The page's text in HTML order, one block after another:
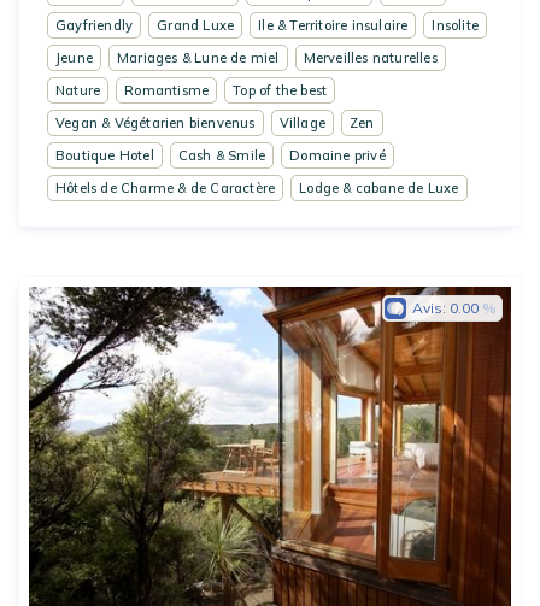
Gayfriendly
Grand Luxe Ile & Territoire insulaire
Insolite
Jeune
Mariages & Lune de miel
Merveilles naturelles
Nature
Romantisme
Top of the best
Vegan & Végétarien bienvenus
Village
Zen
Boutique Hotel
Cash & Smile
Domaine privé
Hôtels de Charme & de Caractère
Lodge & cabane de Luxe
Avis: 0.00